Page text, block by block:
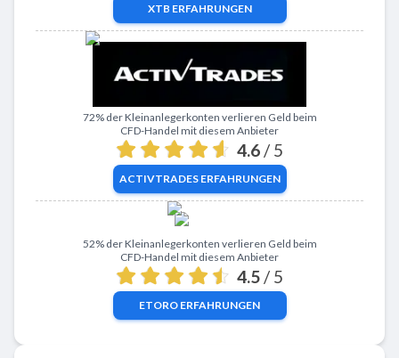
XTB ERFAHRUNGEN
Zu ActivTrades
72% der Kleinanlegerkonten verlieren Geld beim
CFD-Handel mit diesem Anbieter
4.6 / 5
ACTIVTRADESERFAHRUNGEN
Zu eToro
52% der Kleinanlegerkonten verlieren Geld beim
CFD-Handel mit diesem Anbieter
4.5 / 5
ETORO ERFAHRUNGEN